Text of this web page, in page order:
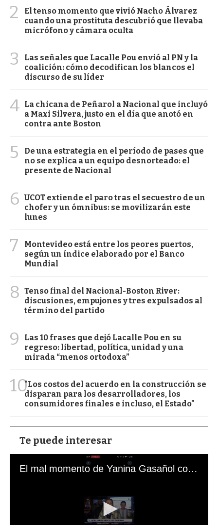
2
El tenso momento que vivió Nacho Álvarez
cuando una prostituta descubrió que llevaba
micrófono y cámara oculta
3
Las señales que Lacalle Pou envió al PN y la
coalición: cómo decodifican los blancos el
discurso de su líder
4 La chicana de Peñarol a Nacional que incluyó
a Maxi Silvera, justo en el día que anotó en
contra ante Boston
5
De una estrategia en el período de pases que
no se explica a un equipo desnorteado: el
presente de Nacional
6 UCOT extiende el paro tras el secuestro de un
chofer y un ómnibus: se movilizarán este
lunes
7
Montevideo está entre los peores puertos,
según un índice elaborado por el Banco
Mundial
8 Tenso final del Nacional-Boston River:
discusiones, empujones y tres expulsados al
término del partido
9
Las 10 frases que dejó Lacalle Pou en su
regreso: libertad, política, unidad y una
mirada “menos ortodoxa”
10"Los costos del acuerdo en la construcción se
disparan para los desarrolladores, los
consumidores finales e incluso, el Estado"
Te puede interesar
El mal momento de Yanina Gasañol con un hincha argentino en "Subrayado"